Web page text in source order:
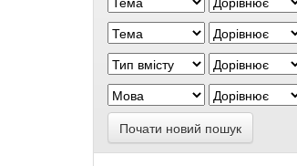
Почати новий пошук